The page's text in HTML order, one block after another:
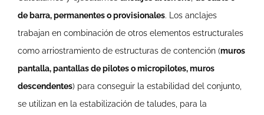
de barra, permanentes o provisionales. Los anclajes
trabajan en combinación de otros elementos estructurales
como arriostramiento de estructuras de contención (muros
pantalla, pantallas de pilotes o micropilotes, muros
descendentes) para conseguir la estabilidad del conjunto,
se utilizan en la estabilización de taludes, para la